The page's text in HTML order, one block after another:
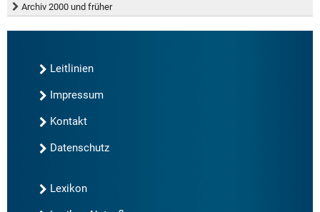
Archiv 2000 und früher
Leitlinien
Impressum
Kontakt
Datenschutz
Lexikon